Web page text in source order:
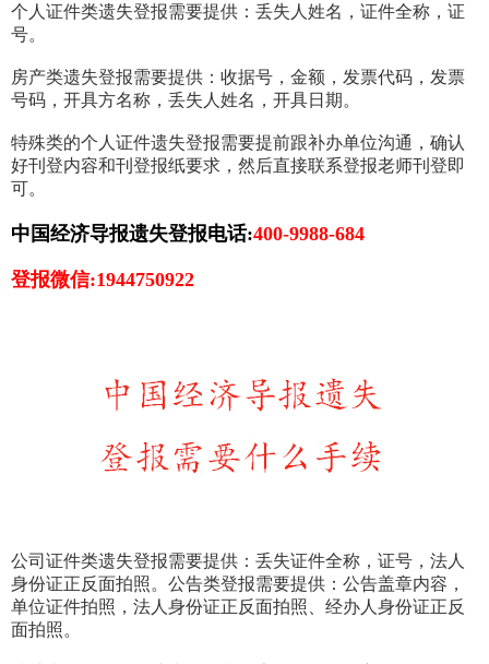
个人证件类遗失登报需要提供：丢失人姓名，证件全称，证
号。
房产类遗失登报需要提供：收据号，金额，发票代码，发票
号码，开具方名称，丢失人姓名，开具日期。
特殊类的个人证件遗失登报需要提前跟补办单位沟通，确认
好刊登内容和刊登报纸要求，然后直接联系登报老师刊登即
可。
中国经济导报遗失登报电话:400-9988-684
登报微信:1944750922
公司证件类遗失登报需要提供：丢失证件全称，证号，法人
身份证正反面拍照。公告类登报需要提供：公告盖章内容，
单位证件拍照，法人身份证正反面拍照、经办人身份证正反
面拍照。